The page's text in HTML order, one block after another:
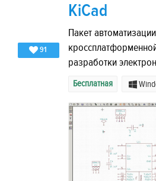
91
KiCad
Пакет
разработки
Бесплатная